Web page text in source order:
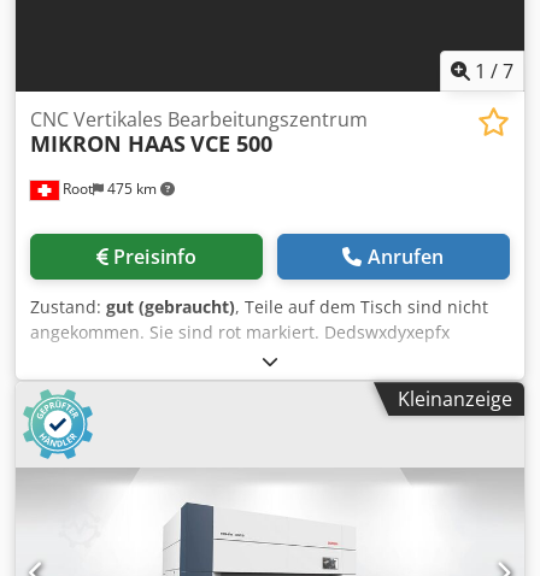
1 /7
Root 475 km
CNC Vertikales Bearbeitungszentrum
MIKRON HAASVCE 500
Preisinfo Anrufen
Zustand: gut (gebraucht), Teile auf dem Tisch sind nicht
angekommen. Sie sind rot markiert. Dedswxdyxepfx
Kleinanzeige